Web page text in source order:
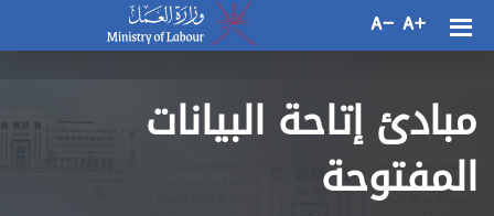
مبادئ إتاحة البيانات
المفتوحة